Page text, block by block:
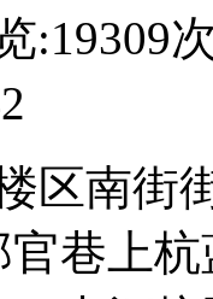
:19309
区南街
巷上